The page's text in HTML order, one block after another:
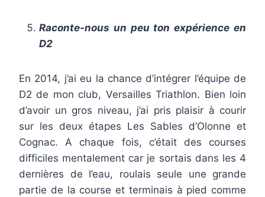
Raconte-nous un peu ton expérience en
D2
En 2014, j’ai eu la chance d’intégrer l’équipe de
D2 de mon club, Versailles Triathlon. Bien loin
d’avoir un gros niveau, j’ai pris plaisir à courir
sur les deux étapes Les Sables d’Olonne et
Cognac. A chaque fois, c’était des courses
difficiles mentalement car je sortais dans les 4
dernières de l’eau, roulais seule une grande
partie de la course et terminais à pied comme